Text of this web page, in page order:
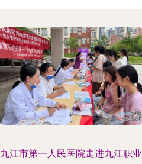
九江市第一人民医院走进九江职业